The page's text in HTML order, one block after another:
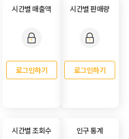
시간별 매출액
로그인하기
시간별 판매량
로그인하기
시간별 조회수 인구 통계